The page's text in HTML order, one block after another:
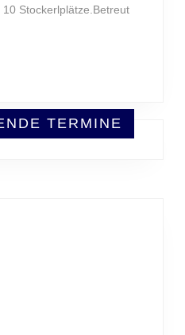
Stockerlplätze.Betreut
TERMINE